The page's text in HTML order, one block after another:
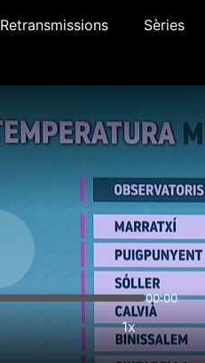
Retransmissions Sèries
00:00
1x